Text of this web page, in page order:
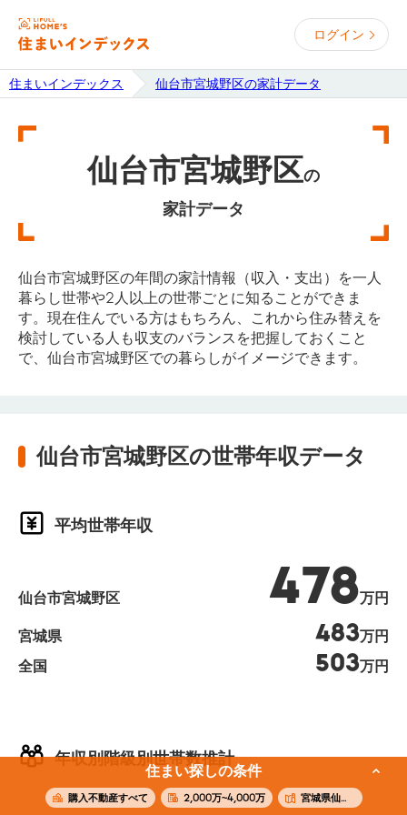
ログイン
住まいインデックス 仙台市宮城野区の家計データ
住まい探しの条件
購入不動産すべて 2,000万~4,000万 宮城県仙台市宮城野区
仙台市宮城野区の
家計データ
仙台市宮城野区の年間の家計情報（収入・支出）を一人
暮らし世帯や2人以上の世帯ごとに知ることができま
す。現在住んでいる方はもちろん、これから住み替えを
検討している人も収支のバランスを把握しておくこと
で、仙台市宮城野区での暮らしがイメージできます。
仙台市宮城野区の世帯年収データ
年収別階級別世帯数推計
平均世帯年収
仙台市宮城野区 478万円
宮城県 483万円
全国
503万円